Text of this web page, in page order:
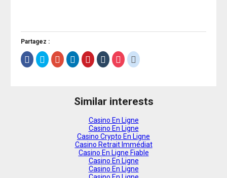
Partagez :
Cliquez
pour
partager
Cliquez
pour
partager
Cliquez
pour
partager
nouvelle
Cliquez
pour
partager
nouvelle
fenêtre)
Cliquez
pour
partager
nouvelle
fenêtre)
Cliquez
pour
partager
nouvelle
fenêtre)
Cliquez
pour
partager
nouvelle
fenêtre)
Cliquez
pour
nouvelle
fenêtre)
Similar interests
Casino En Ligne
Casino En Ligne
Casino Crypto En Ligne
Casino Retrait Immédiat
Casino En Ligne Fiable
Casino En Ligne
Casino En Ligne